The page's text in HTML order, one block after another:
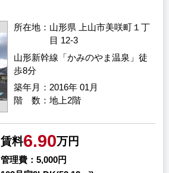
所在地
山形県 上山市美咲町１丁
目 12-3
築年月 2016年 01月
山形新幹線「かみのやま温泉」徒
歩8分
階 数 地上2階
賃料6.90万円
管理費
5,000円